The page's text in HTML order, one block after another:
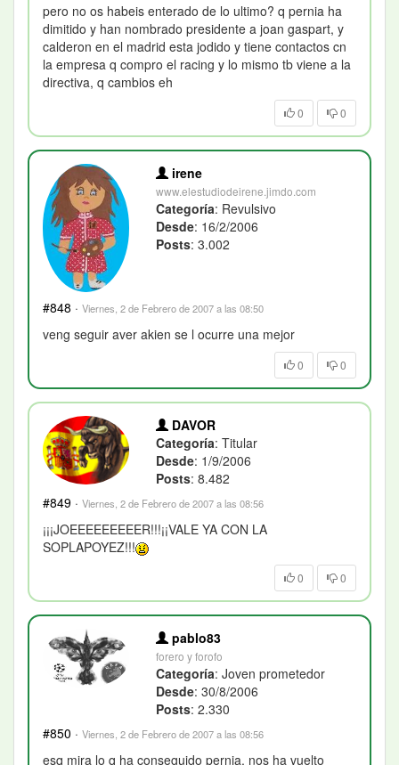
pero no os habeis enterado de lo ultimo? q pernia ha
dimitido y han nombrado presidente a joan gaspart, y
calderon en el madrid esta jodido y tiene contactos cn
la empresa q compro el racing y lo mismo tb viene a la
directiva, q cambios eh
0 0
irene
www.elestudiodeirene.jimdo.com
Categoría: Revulsivo
Desde: 16/2/2006
Posts: 3.002
#848 · Viernes, 2 de Febrero de 2007 a las 08:50
veng seguir aver akien se l ocurre una mejor
0 0
DAVOR
Categoría: Titular
Desde: 1/9/2006
Posts: 8.482
#849 · Viernes, 2 de Febrero de 2007 a las 08:56
¡¡¡JOEEEEEEEEER!!!¡¡VALE YA CON LA
SOPLAPOYEZ!!!
0 0
pablo83
forero y forofo
Categoría: Joven prometedor
Desde: 30/8/2006
Posts: 2.330
#850 · Viernes, 2 de Febrero de 2007 a las 08:56
esq mira lo q ha conseguido pernia, nos ha vuelto